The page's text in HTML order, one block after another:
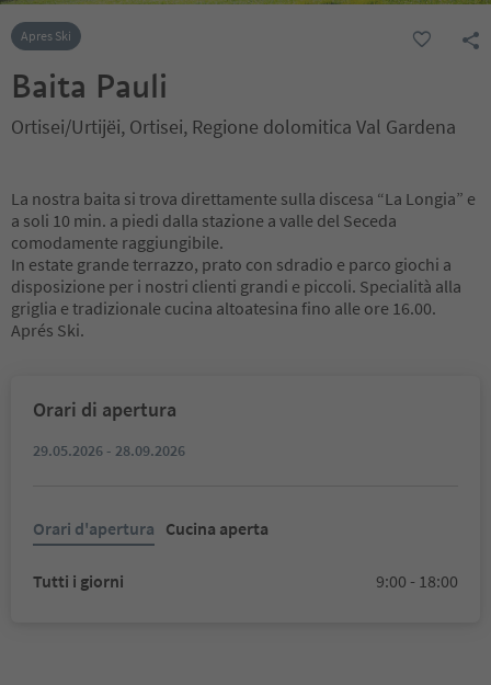
Apres Ski
Baita Pauli
Ortisei/Urtijëi, Ortisei, Regione dolomitica Val Gardena
La nostra baita si trova direttamente sulla discesa “La Longia” e
a soli 10 min. a piedi dalla stazione a valle del Seceda
comodamente raggiungibile.
In estate grande terrazzo, prato con sdradio e parco giochi a
disposizione per i nostri clienti grandi e piccoli. Specialità alla
griglia e tradizionale cucina altoatesina fino alle ore 16.00.
Aprés Ski.
Orari di apertura
29.05.2026 - 28.09.2026
Orari d'apertura Cucina aperta
Tutti i giorni 9:00 - 18:00